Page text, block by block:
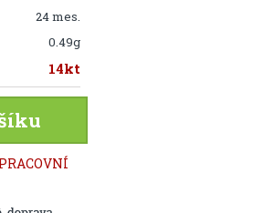
24 mes.
0.49g
14kt